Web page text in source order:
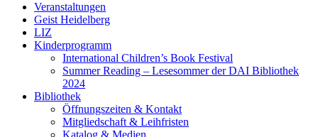
Veranstaltungen
Geist Heidelberg
LIZ
Kinderprogramm
International Children’s Book Festival
Summer Reading – Lesesommer der DAI Bibliothek
2024
Bibliothek
Öffnungszeiten & Kontakt
Mitgliedschaft & Leihfristen
Katalog & Medien